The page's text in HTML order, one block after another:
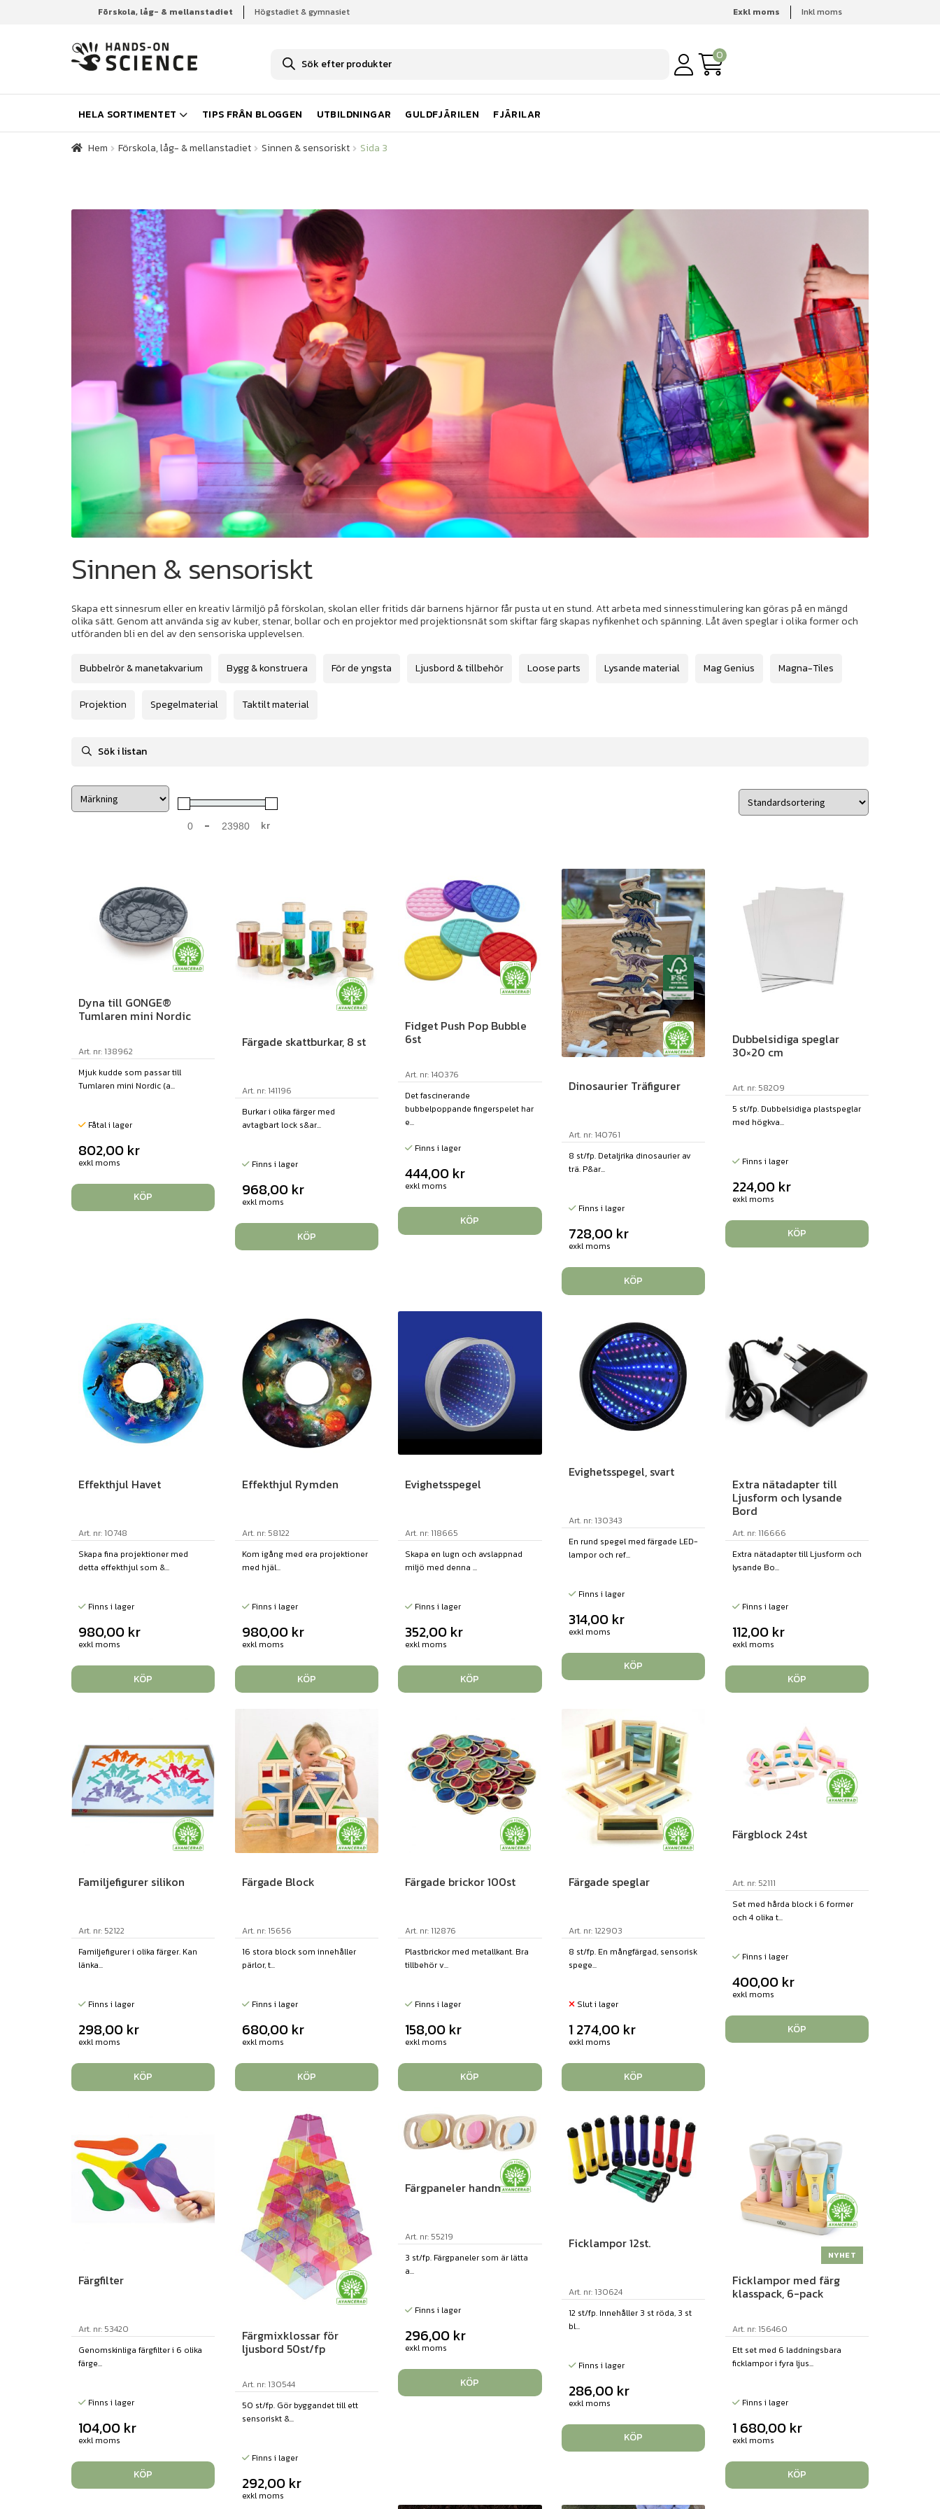
Förskola, låg- & mellanstadiet Högstadiet & gymnasiet Exkl moms Inkl moms
u
k
t
s
ö
k
0
HELA SORTIMENTET TIPS FRÅN BLOGGEN UTBILDNINGAR GULDFJÄRILEN FJÄRILAR
Hem Förskola, låg- & mellanstadiet Sinnen & sensoriskt
Hem Förskola, låg- & mellanstadiet Sinnen & sensoriskt Sida 3
Sinnen & sensoriskt
Skapa ett sinnesrum eller en kreativ lärmiljö på förskolan, skolan eller fritids där barnens hjärnor får pusta ut en stund. Att arbeta med sinnesstimulering kan göras på en mängd
olika sätt. Genom att använda sig av kuber, stenar, bollar och en projektor med projektionsnät som skiftar färg skapas nyfikenhet och spänning. Låt även speglar i olika former och
utföranden bli en del av den sensoriska upplevelsen.
Bubbelrör & manetakvarium Bygg & konstruera För de yngsta Ljusbord & tillbehör Loose parts Lysande material Mag Genius Magna-Tiles
Projektion Spegelmaterial Taktilt material
Minimum Price
- Maximum Price
kr
Dyna till GONGE®
Tumlaren mini Nordic
Art. nr: 138962
Mjuk kudde som passar till
Tumlaren mini Nordic (a...
Fåtal i lager
802,00 kr
exkl moms
KÖP
Färgade skattburkar, 8 st
Art. nr: 141196
Burkar i olika färger med
avtagbart lock s&ar...
Finns i lager
968,00 kr
exkl moms
KÖP
Fidget Push Pop Bubble
6st
Art. nr: 140376
Det fascinerande
bubbelpoppande fingerspelet har
e...
Finns i lager
444,00 kr
exkl moms
KÖP
Dinosaurier Träfigurer
Art. nr: 140761
8 st/fp. Detaljrika dinosaurier av
trä. P&ar...
Finns i lager
728,00 kr
exkl moms
KÖP
Dubbelsidiga speglar
30×20 cm
Art. nr: 58209
5 st/fp. Dubbelsidiga plastspeglar
med högkva...
Finns i lager
224,00 kr
exkl moms
KÖP
Effekthjul Havet
Art. nr: 10748
Skapa fina projektioner med
detta effekthjul som &...
Finns i lager
980,00 kr
exkl moms
KÖP
Effekthjul Rymden
Art. nr: 58122
Kom igång med era projektioner
med hjäl...
Finns i lager
980,00 kr
exkl moms
KÖP
Evighetsspegel
Art. nr: 118665
Skapa en lugn och avslappnad
miljö med denna ...
Finns i lager
352,00 kr
exkl moms
KÖP
Evighetsspegel, svart
Art. nr: 130343
En rund spegel med färgade LED-
lampor och ref...
Finns i lager
314,00 kr
exkl moms
KÖP
Extra nätadapter till
Ljusform och lysande
Bord
Art. nr: 116666
Extra nätadapter till Ljusform och
lysande Bo...
Finns i lager
112,00 kr
exkl moms
KÖP
Familjefigurer silikon
Art. nr: 52122
Familjefigurer i olika färger. Kan
länka...
Finns i lager
298,00 kr
exkl moms
KÖP
Färgade Block
Art. nr: 15656
16 stora block som innehåller
pärlor, t...
Finns i lager
680,00 kr
exkl moms
KÖP
Färgade brickor 100st
Art. nr: 112876
Plastbrickor med metallkant. Bra
tillbehör v...
Finns i lager
158,00 kr
exkl moms
KÖP
Färgade speglar
Art. nr: 122903
8 st/fp. En mångfärgad, sensorisk
spege...
Slut i lager
1 274,00 kr
exkl moms
KÖP
Färgblock 24st
Art. nr: 52111
Set med hårda block i 6 former
och 4 olika t...
Finns i lager
400,00 kr
exkl moms
KÖP
Färgfilter
Art. nr: 53420
Genomskinliga färgfilter i 6 olika
färge...
Finns i lager
104,00 kr
exkl moms
KÖP
Färgmixklossar för
ljusbord 50st/fp
Art. nr: 130544
50 st/fp. Gör byggandet till ett
sensoriskt &...
Finns i lager
292,00 kr
exkl moms
Färgpaneler handmodell
Art. nr: 55219
3 st/fp. Färgpaneler som är lätta
a...
Finns i lager
296,00 kr
exkl moms
KÖP
Ficklampor 12st.
Art. nr: 130624
12 st/fp. Innehåller 3 st röda, 3 st
bl...
Finns i lager
286,00 kr
exkl moms
KÖP
Ficklampor med färg
klasspack, 6-pack
NYHET
Art. nr: 156460
Ett set med 6 laddningsbara
ficklampor i fyra ljus...
Finns i lager
1 680,00 kr
exkl moms
KÖP